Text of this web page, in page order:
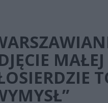
MAŁEJ